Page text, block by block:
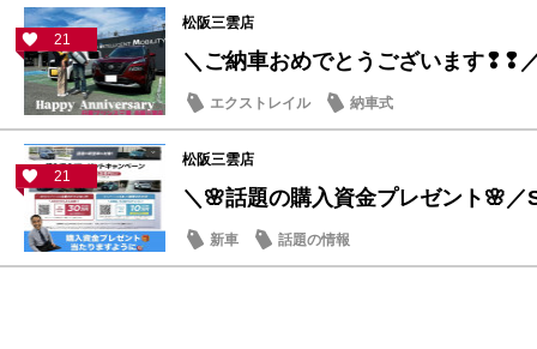
21
松阪三雲店
＼ご納車おめでとうございます❢❢
エクストレイル 納車式
21
松阪三雲店
＼🌸話題の購入資金プレゼント🌸／
新車 話題の情報